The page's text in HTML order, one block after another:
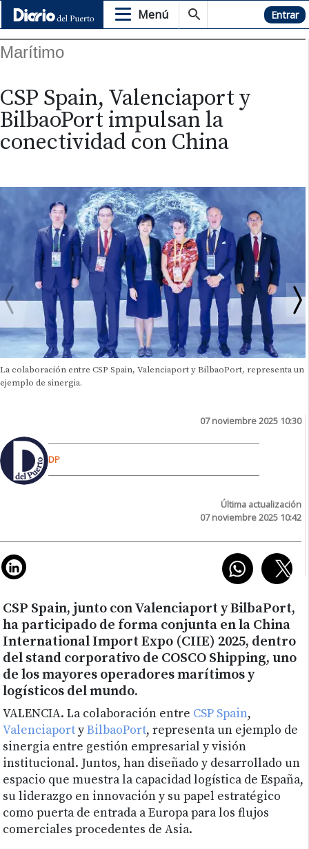
Menú Hemeroteca Entrar
Marítimo
CSP Spain, Valenciaport y
BilbaoPort impulsan la
conectividad con China
La colaboración entre CSP Spain, Valenciaport y BilbaoPort, representa un
ejemplo de sinergia.
07 noviembre 2025 10:30
DP
Última actualización
07 noviembre 2025 10:42
CSP Spain, junto con Valenciaport y BilbaPort,
ha participado de forma conjunta en la China
International Import Expo (CIIE) 2025, dentro
del stand corporativo de COSCO Shipping, uno
de los mayores operadores marítimos y
logísticos del mundo.
VALENCIA. La colaboración entre CSP Spain,
ValenciaportyBilbaoPort, representa un ejemplo de
sinergia entre gestión empresarial y visión
institucional. Juntos, han diseñado y desarrollado un
espacio que muestra la capacidad logística de España,
su liderazgo en innovación y su papel estratégico
como puerta de entrada a Europa para los flujos
comerciales procedentes de Asia.